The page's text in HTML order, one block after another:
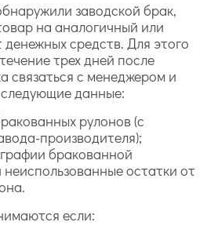
заводской брак,
на аналогичный или
денежных средств. Для этого
трех дней после
связаться с менеджером и
данные:
рулонов (с
производителя);
бракованной
остатки от
если: